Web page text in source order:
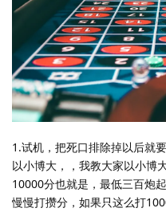
1.试机，把死口排除掉以后就
以小博大，，我教大家以小博
10000分也就是，最低三百炮
慢慢打攒分，如果只这么打